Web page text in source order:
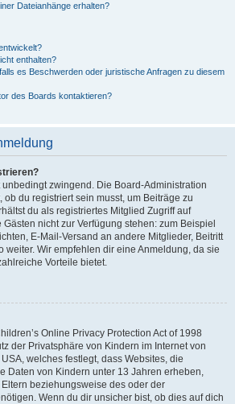
Dateianhänge erhalten?
enthalten?
es Beschwerden oder juristische Anfragen zu diesem
des Boards kontaktieren?
zwingend. Die Board-Administration
du registriert sein musst, um Beiträge zu
du als registriertes Mitglied Zugriff auf
nicht zur Verfügung stehen: zum Beispiel
E-Mail-Versand an andere Mitglieder, Beitritt
weiter. Wir empfehlen dir eine Anmeldung, da sie
Vorteile bietet.
Online Privacy Protection Act of 1998
der Privatsphäre von Kindern im Internet von
welches festlegt, dass Websites, die
Daten von Kindern unter 13 Jahren erheben,
beziehungsweise des oder der
Wenn du dir unsicher bist, ob dies auf dich